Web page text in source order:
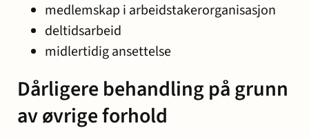
medlemskap i arbeidstakerorganisasjon
deltidsarbeid
midlertidig ansettelse
Dårligere behandling på grunn
av øvrige forhold